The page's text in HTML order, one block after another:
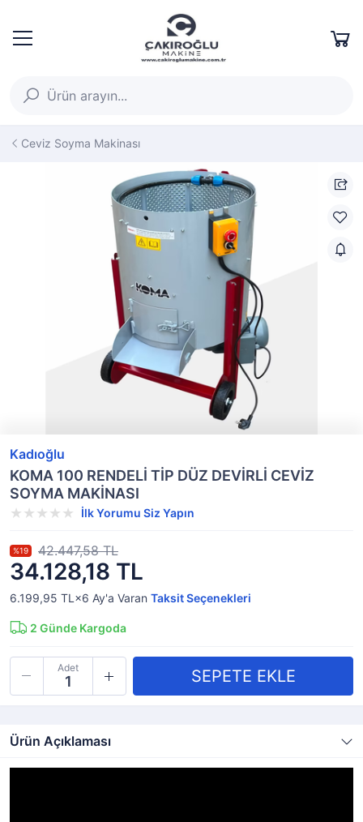
Ceviz Soyma Makinası
Kadıoğlu
KOMA 100 RENDELİ TİP DÜZ DEVİRLİ CEVİZ
SOYMA MAKİNASI
İlk Yorumu Siz Yapın
34.128,18 TL
%19 42.447,58 TL
6.199,95 TL×6 Ay'a Varan Taksit Seçenekleri
2 Günde Kargoda
Adet
Ürün Açıklaması